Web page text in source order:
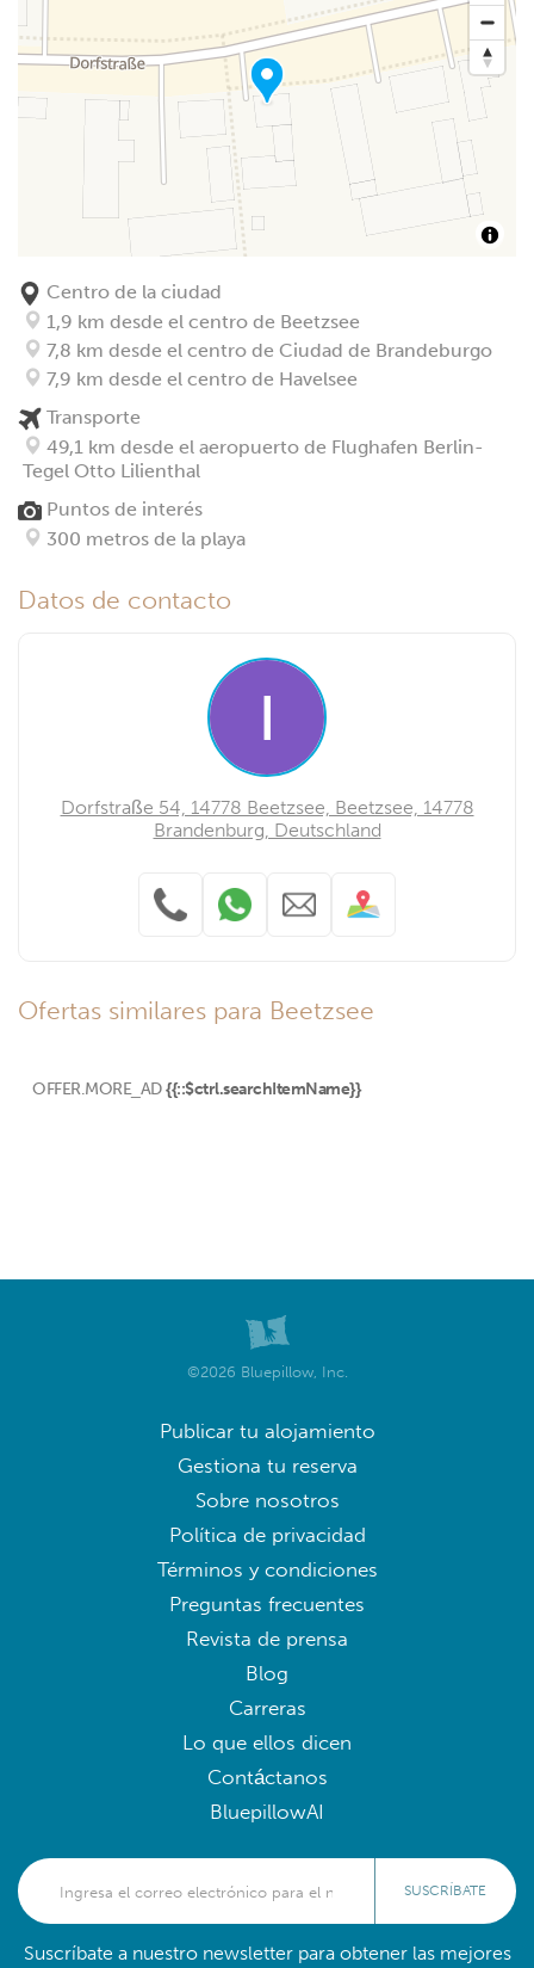
Centro de la ciudad
1,9 km desde el centro de Beetzsee
7,8 km desde el centro de Ciudad de Brandeburgo
7,9 km desde el centro de Havelsee
Transporte
49,1 km desde el aeropuerto de Flughafen Berlin-
Tegel Otto Lilienthal
Puntos de interés
300 metros de la playa
Datos de contacto
Dorfstraße 54, 14778 Beetzsee, Beetzsee, 14778
Brandenburg, Deutschland
Ofertas similares para Beetzsee
OFFER.MORE_AD {{::$ctrl.searchItemName}}
©2026 Bluepillow, Inc.
Publicar tu alojamiento
Gestiona tu reserva
Sobre nosotros
Política de privacidad
Términos y condiciones
Preguntas frecuentes
Revista de prensa
Blog
Carreras
Lo que ellos dicen
Contáctanos
BluepillowAI
SUSCRÍBATE
Suscríbate a nuestro newsletter para obtener las mejores